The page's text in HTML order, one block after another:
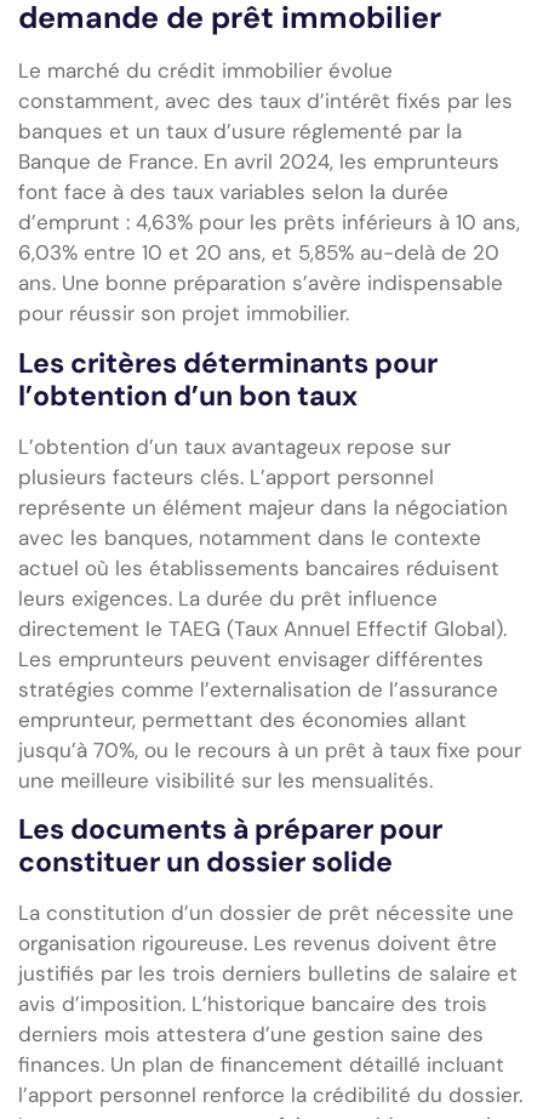
demande de prêt immobilier
Le marché du crédit immobilier évolue
constamment, avec des taux d’intérêt fixés par les
banques et un taux d’usure réglementé par la
Banque de France. En avril 2024, les emprunteurs
font face à des taux variables selon la durée
d’emprunt : 4,63% pour les prêts inférieurs à 10 ans,
6,03% entre 10 et 20 ans, et 5,85% au-delà de 20
ans. Une bonne préparation s’avère indispensable
pour réussir son projet immobilier.
Les critères déterminants pour
l’obtention d’un bon taux
L’obtention d’un taux avantageux repose sur
plusieurs facteurs clés. L’apport personnel
représente un élément majeur dans la négociation
avec les banques, notamment dans le contexte
actuel où les établissements bancaires réduisent
leurs exigences. La durée du prêt influence
directement le TAEG (Taux Annuel Effectif Global).
Les emprunteurs peuvent envisager différentes
stratégies comme l’externalisation de l’assurance
emprunteur, permettant des économies allant
jusqu’à 70%, ou le recours à un prêt à taux fixe pour
une meilleure visibilité sur les mensualités.
Les documents à préparer pour
constituer un dossier solide
La constitution d’un dossier de prêt nécessite une
organisation rigoureuse. Les revenus doivent être
justifiés par les trois derniers bulletins de salaire et
avis d’imposition. L’historique bancaire des trois
derniers mois attestera d’une gestion saine des
finances. Un plan de financement détaillé incluant
l’apport personnel renforce la crédibilité du dossier.